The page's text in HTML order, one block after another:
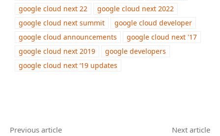
google cloud next 22
google cloud next 2022
google cloud next summit
google cloud developer
google cloud announcements
google cloud next '17
google cloud next 2019
google developers
google cloud next ‘19 updates
Previous article Next article